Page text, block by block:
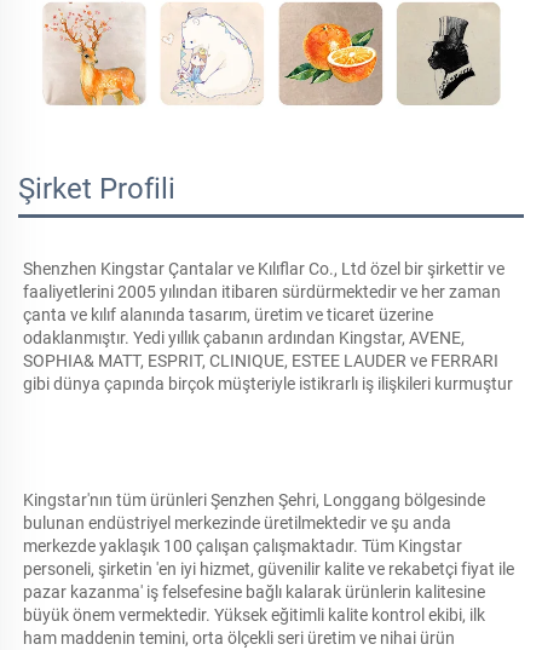
Şirket Profili
Shenzhen Kingstar Çantalar ve Kılıflar Co., Ltd özel bir şirkettir ve
faaliyetlerini 2005 yılından itibaren sürdürmektedir ve her zaman
çanta ve kılıf alanında tasarım, üretim ve ticaret üzerine
odaklanmıştır. Yedi yıllık çabanın ardından Kingstar, AVENE,
SOPHIA& MATT, ESPRIT, CLINIQUE, ESTEE LAUDER ve FERRARI
gibi dünya çapında birçok müşteriyle istikrarlı iş ilişkileri kurmuştur
Kingstar'nın tüm ürünleri Şenzhen Şehri, Longgang bölgesinde
bulunan endüstriyel merkezinde üretilmektedir ve şu anda
merkezde yaklaşık 100 çalışan çalışmaktadır. Tüm Kingstar
personeli, şirketin 'en iyi hizmet, güvenilir kalite ve rekabetçi fiyat ile
pazar kazanma' iş felsefesine bağlı kalarak ürünlerin kalitesine
büyük önem vermektedir. Yüksek eğitimli kalite kontrol ekibi, ilk
ham maddenin temini, orta ölçekli seri üretim ve nihai ürün